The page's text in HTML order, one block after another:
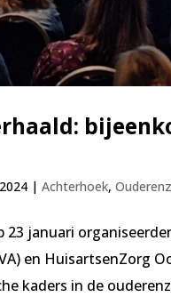
|Achterhoek,
23 januari
en HuisartsenZorg
kaders in de